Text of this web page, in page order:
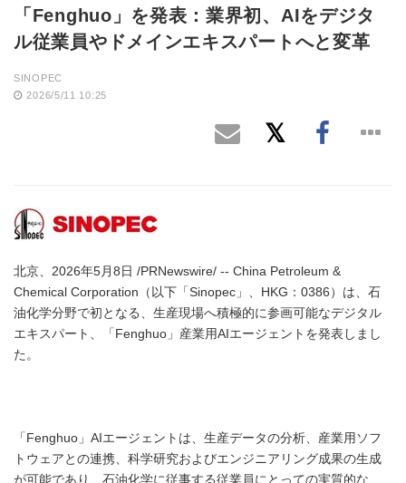
「Fenghuo」を発表：業界初、AIをデジタ
ル従業員やドメインエキスパートへと変革
SINOPEC
2026/5/11 10:25
北京、2026年5月8日 /PRNewswire/ -- China Petroleum &
Chemical Corporation（以下「Sinopec」、HKG：0386）は、石
油化学分野で初となる、生産現場へ積極的に参画可能なデジタル
エキスパート、「Fenghuo」産業用AIエージェントを発表しまし
た。
「Fenghuo」AIエージェントは、生産データの分析、産業用ソフ
トウェアとの連携、科学研究およびエンジニアリング成果の生成
が可能であり、石油化学に従事する従業員にとっての実質的な